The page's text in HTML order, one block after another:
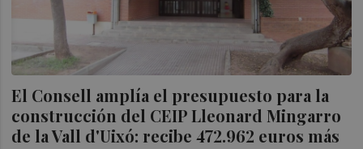
El Consell amplía el presupuesto para la
construcción del CEIP Lleonard Mingarro
de la Vall d'Uixó: recibe 472.962 euros más